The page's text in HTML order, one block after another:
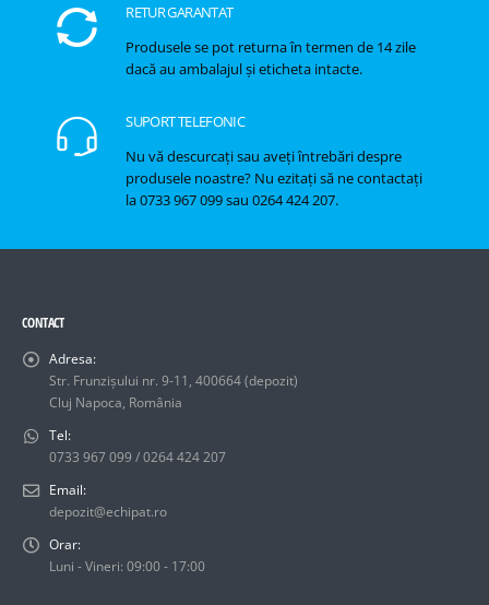
RETUR GARANTAT
Produsele se pot returna în termen de 14 zile
dacă au ambalajul și eticheta intacte.
SUPORT TELEFONIC
Nu vă descurcați sau aveți întrebări despre
produsele noastre? Nu ezitați să ne contactați
la 0733 967 099 sau 0264 424 207.
CONTACT
Adresa:
Str. Frunzișului nr. 9-11, 400664 (depozit)
Cluj Napoca, România
Tel:
0733 967 099 / 0264 424 207
Email:
depozit@echipat.ro
Orar:
Luni - Vineri: 09:00 - 17:00